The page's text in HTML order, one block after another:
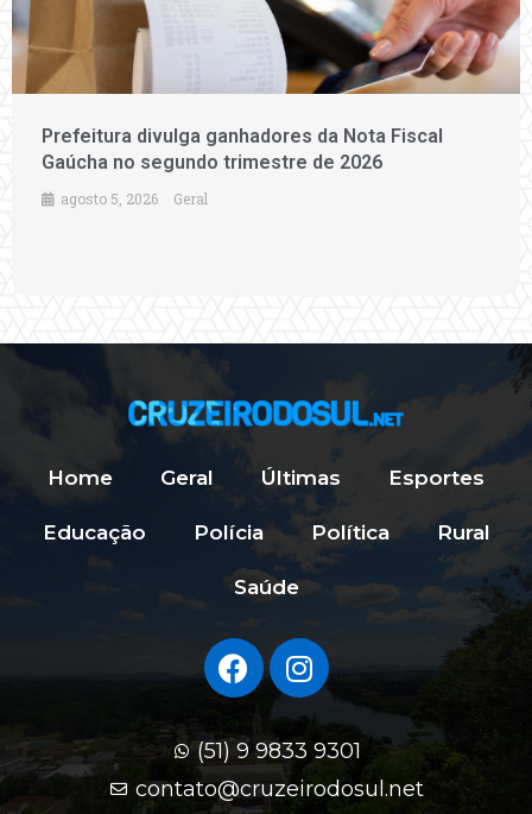
Prefeitura divulga ganhadores da Nota Fiscal
Gaúcha no segundo trimestre de 2026
agosto 5, 2026 Geral
Home Geral Últimas Esportes
Educação Polícia Política Rural
Saúde
(51) 9 9833 9301
contato@cruzeirodosul.net